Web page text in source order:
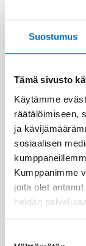
Suostumus
Tämä sivusto
Käytämme
räätälöimiseen,
ja
sosiaalisen
Kumppanimme
joita olet
heidän
KANSANTERVEYS
we calculate